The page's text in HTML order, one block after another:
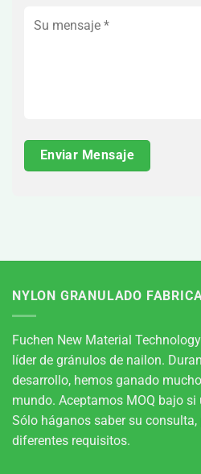
NYLON GRANULADO
Fuchen New Material
líder de gránulos de nailon.
desarrollo, hemos ganado
mundo. Aceptamos MOQ bajo
Sólo háganos saber su
diferentes requisitos.